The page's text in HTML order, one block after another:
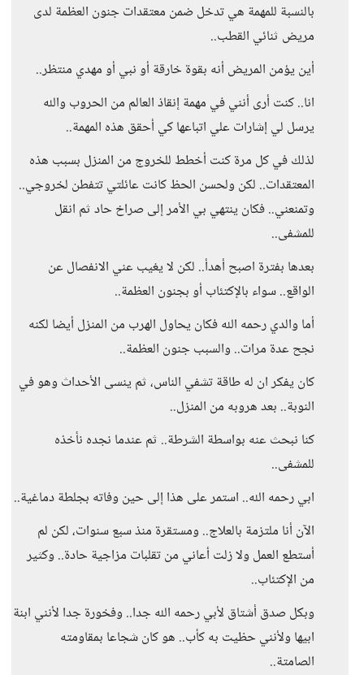
بالنسبة للمهمة هي تدخل ضمن معتقدات جنون العظمة لدى
مريض ثنائي القطب..
أين يؤمن المريض أنه بقوة خارقة أو نبي أو مهدي منتظر..
انا.. كنت أرى أنني في مهمة إنقاذ العالم من الحروب والله
يرسل لي إشارات علي اتباعها كي أحقق هذه المهمة..
لذلك في كل مرة كنت أخطط للخروج من المنزل بسبب هذه
المعتقدات.. لكن ولحسن الحظ كانت عائلتي تتفطن لخروجي..
وتمنعني.. فكان ينتهي بي الأمر إلى صراخ حاد ثم انقل
للمشفى..
بعدها بفترة اصبح أهدأ.. لكن لا يغيب عني الانفصال عن
الواقع.. سواء بالإكتئاب أو بجنون العظمة..
أما والدي رحمه الله فكان يحاول الهرب من المنزل أيضا لكنه
نجح عدة مرات.. والسبب جنون العظمة..
كان يفكر ان له طاقة تشفي الناس، ثم ينسى الأحداث وهو في
النوبة.. بعد هروبه من المنزل..
كنا نبحث عنه بواسطة الشرطة.. ثم عندما نجده نأخذه
للمشفى..
ابي رحمه الله.. استمر على هذا إلى حين وفاته بجلطة دماغية..
الآن أنا ملتزمة بالعلاج.. ومستقرة منذ سبع سنوات، لكن لم
أستطع العمل ولا زلت أعاني من تقلبات مزاجية حادة.. وكثير
من الإكتئاب..
وبكل صدق أشتاق لأبي رحمه الله جدا.. وفخورة جدا لأنني ابنة
ابيها ولأنني حظيت به كأب.. هو كان شجاعا بمقاومته
الصامتة..